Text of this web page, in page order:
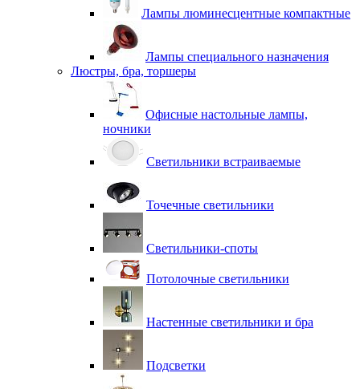
Лампы люминесцентные компактные
Лампы специального назначения
Люстры, бра, торшеры
Офисные настольные лампы,
ночники
Светильники встраиваемые
Точечные светильники
Светильники-споты
Потолочные светильники
Настенные светильники и бра
Подсветки